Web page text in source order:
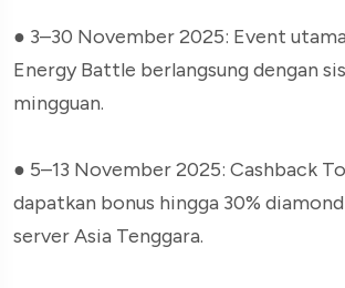
● 3–30 November 2025: Event
Energy Battle berlangsung dengan
mingguan.
● 5–13 November 2025: Cashback
dapatkan bonus hingga 30%
server Asia Tenggara.